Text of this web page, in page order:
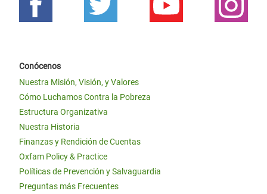
Conócenos
Nuestra Misión, Visión, y Valores
Cómo Luchamos Contra la Pobreza
Estructura Organizativa
Nuestra Historia
Finanzas y Rendición de Cuentas
Oxfam Policy & Practice
Políticas de Prevención y Salvaguardia
Preguntas más Frecuentes